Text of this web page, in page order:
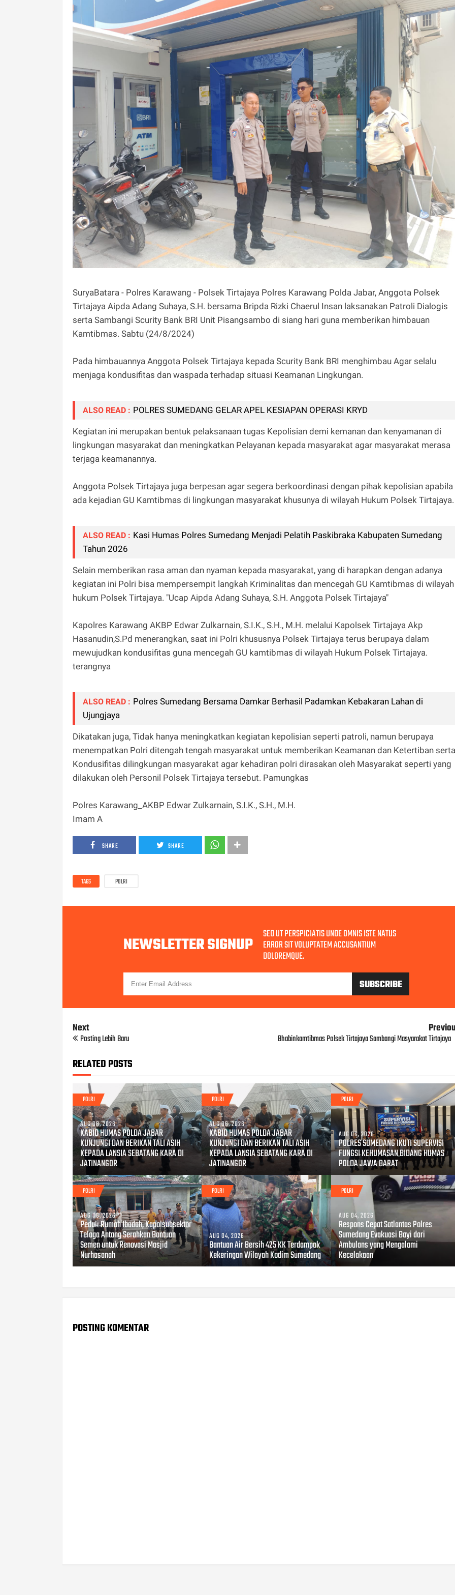
SuryaBatara - Polres Karawang - Polsek Tirtajaya Polres Karawang Polda Jabar, Anggota Polsek
Tirtajaya Aipda Adang Suhaya, S.H. bersama Bripda Rizki Chaerul Insan laksanakan Patroli Dialogis
serta Sambangi Scurity Bank BRI Unit Pisangsambo di siang hari guna memberikan himbauan
Kamtibmas. Sabtu (24/8/2024)
Pada himbauannya Anggota Polsek Tirtajaya kepada Scurity Bank BRI menghimbau Agar selalu
menjaga kondusifitas dan waspada terhadap situasi Keamanan Lingkungan.
ALSO READ : POLRES SUMEDANG GELAR APEL KESIAPAN OPERASI KRYD
Kegiatan ini merupakan bentuk pelaksanaan tugas Kepolisian demi kemanan dan kenyamanan di
lingkungan masyarakat dan meningkatkan Pelayanan kepada masyarakat agar masyarakat merasa
terjaga keamanannya.
Anggota Polsek Tirtajaya juga berpesan agar segera berkoordinasi dengan pihak kepolisian apabila
ada kejadian GU Kamtibmas di lingkungan masyarakat khusunya di wilayah Hukum Polsek Tirtajaya.
ALSO READ : Kasi Humas Polres Sumedang Menjadi Pelatih Paskibraka Kabupaten Sumedang
Tahun 2026
Selain memberikan rasa aman dan nyaman kepada masyarakat, yang di harapkan dengan adanya
kegiatan ini Polri bisa mempersempit langkah Kriminalitas dan mencegah GU Kamtibmas di wilayah
hukum Polsek Tirtajaya. "Ucap Aipda Adang Suhaya, S.H. Anggota Polsek Tirtajaya"
Kapolres Karawang AKBP Edwar Zulkarnain, S.I.K., S.H., M.H. melalui Kapolsek Tirtajaya Akp
Hasanudin,S.Pd menerangkan, saat ini Polri khususnya Polsek Tirtajaya terus berupaya dalam
mewujudkan kondusifitas guna mencegah GU kamtibmas di wilayah Hukum Polsek Tirtajaya.
terangnya
ALSO READ : Polres Sumedang Bersama Damkar Berhasil Padamkan Kebakaran Lahan di
Ujungjaya
Dikatakan juga, Tidak hanya meningkatkan kegiatan kepolisian seperti patroli, namun berupaya
menempatkan Polri ditengah tengah masyarakat untuk memberikan Keamanan dan Ketertiban serta
Kondusifitas dilingkungan masyarakat agar kehadiran polri dirasakan oleh Masyarakat seperti yang
dilakukan oleh Personil Polsek Tirtajaya tersebut. Pamungkas
Polres Karawang_AKBP Edwar Zulkarnain, S.I.K., S.H., M.H.
Imam A
SHARE SHARE
TAGS POLRI
NEWSLETTER SIGNUP SED UT PERSPICIATIS UNDE OMNIS ISTE NATUS
ERROR SIT VOLUPTATEM ACCUSANTIUM
DOLOREMQUE.
Next
Posting Lebih Baru Bhabinkamtibmas Polsek Tirtajaya Sambangi Masyarakat Tirtajaya
RELATED POSTS
POLRI
AUG 08, 2026
KABID HUMAS POLDA JABAR
KUNJUNGI DAN BERIKAN TALI ASIH
KEPADA LANSIA SEBATANG KARA DI
JATINANGOR
POLRI
AUG 06, 2026
KABID HUMAS POLDA JABAR
KUNJUNGI DAN BERIKAN TALI ASIH
KEPADA LANSIA SEBATANG KARA DI
JATINANGOR
POLRI
AUG 06, 2026
POLRES SUMEDANG IKUTI SUPERVISI
FUNGSI KEHUMASAN BIDANG HUMAS
POLDA JAWA BARAT
POLRI
AUG 06, 2026
Peduli Rumah Ibadah, Kapolsubsektor
Telaga Antang Serahkan Bantuan
Semen untuk Renovasi Masjid
Nurhasanah
POLRI
AUG 04, 2026
Bantuan Air Bersih 425 KK Terdampak
Kekeringan Wilayah Kodim Sumedang
POLRI
AUG 04, 2026
Respons Cepat Satlantas Polres
Sumedang Evakuasi Bayi dari
Ambulans yang Mengalami
Kecelakaan
POSTING KOMENTAR